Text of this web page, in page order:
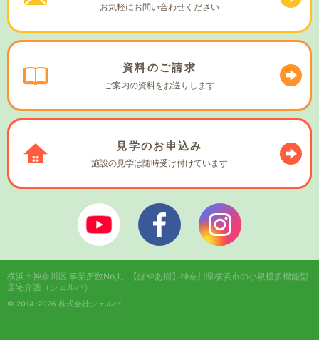
お気軽にお問い合わせください
資料のご請求
ご案内の資料をお送りします
見学のお申込み
施設の見学は随時受け付けています
ぼやあ樹Youtube シェルパフェイスブック
© 2014-2026 株式会社シェルパ
横浜市神奈川区 事業所数No,1。
【ぼやあ樹】神奈川県横浜市の小規模多機能型
居宅介護（シェルパ）